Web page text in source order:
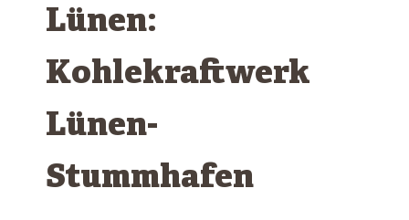
Lünen:
Kohlekraftwerk
Lünen-
Stummhafen